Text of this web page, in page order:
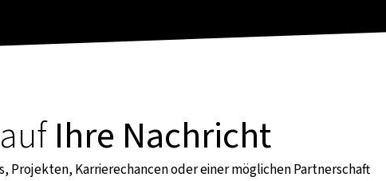
Ihre Nachricht
Projekten, Karrierechancen oder einer möglichen Partnerschaft